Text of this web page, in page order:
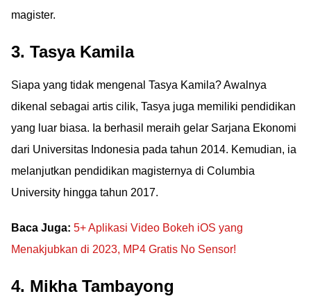
magister.
3. Tasya Kamila
Siapa yang tidak mengenal Tasya Kamila? Awalnya
dikenal sebagai artis cilik, Tasya juga memiliki pendidikan
yang luar biasa. Ia berhasil meraih gelar Sarjana Ekonomi
dari Universitas Indonesia pada tahun 2014. Kemudian, ia
melanjutkan pendidikan magisternya di Columbia
University hingga tahun 2017.
Baca Juga: 5+ Aplikasi Video Bokeh iOS yang
Menakjubkan di 2023, MP4 Gratis No Sensor!
4. Mikha Tambayong